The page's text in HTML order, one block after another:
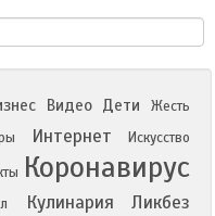
Видео Дети
Жесть
Интернет Искусство
Коронавирус
Кулинария Ликбез